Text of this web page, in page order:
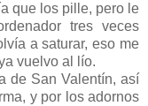
que los pille, pero le
tres veces
a saturar, eso me
vuelvo al lío.
de San Valentín, así
y por los adornos